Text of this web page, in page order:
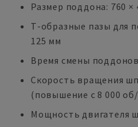
Размер поддона: 760 ×
Т-образные пазы для
125 мм
Время смены
Скорость вращения
(повышение с 8 000
Мощность двигателя